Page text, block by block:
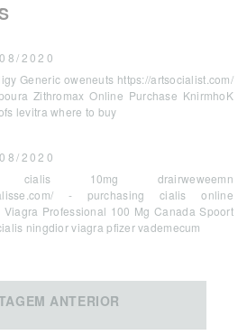
2020
Generic oweneuts https://artsocialist.com/
Zithromax Online Purchase KnirmhoK
levitra where to buy
2020
cialis 10mg drairweweemn
- purchasing cialis online
Viagra Professional 100 Mg Canada Spoort
ningdior viagra pfizer vademecum
ANTERIOR